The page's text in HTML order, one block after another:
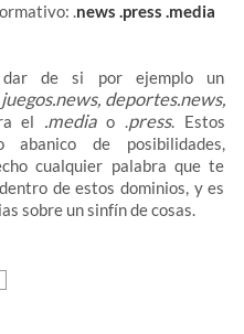
.news .press .media
de si por ejemplo un
deportes.news,
el .mediao .press. Estos
abanico de posibilidades,
cualquier palabra que te
de estos dominios, y es
sobre un sinfín de cosas.